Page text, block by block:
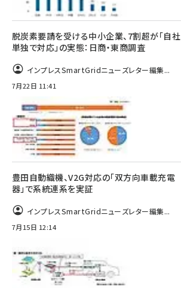
脱炭素要請を受ける中小企業、7割超が「自社
単独で対応」の実態：日商・東商調査
インプレスSmartGridニューズレター編集...
7月22日 11:41
豊田自動織機、V2G対応の「双方向車載充電
器」で系統連系を実証
インプレスSmartGridニューズレター編集...
7月15日 12:14